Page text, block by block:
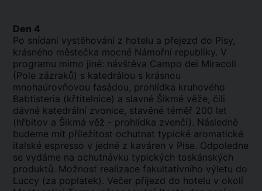
Den 4
Po snídani vystěhování z hotelu a přejezd do Pisy,
krásného městečka mocné Námořní republiky. V
programu mimo jiné: návštěva Campo dei Miracoli
(Pole zázraků) s katedrálou s krásnou
mnohaúrovňovou fasádou, prohlídka kruhového
Babtisteria (křtitelnice) a slavné Šikmé věže, čili
dávné katedrální zvonice, stavěné téměř 200 let
(hřbitov a Šikmá věž - prohlídka zvenčí). Následně
budeme mít příležitost ochutnat typické aromatické
italské espresso v jedné z kaváren v Pise. Odpoledne
se vydáme na ochutnávku typických toskánských
produktů. Možnost realizace fakultativního výletu do
Luccy (za poplatek). Večer příjezd do hotelu v okolí